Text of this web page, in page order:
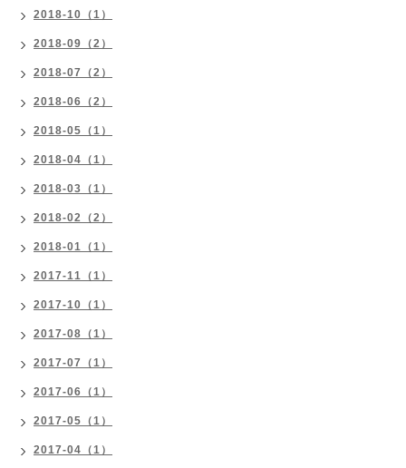
2018-10（1）
2018-09（2）
2018-07（2）
2018-06（2）
2018-05（1）
2018-04（1）
2018-03（1）
2018-02（2）
2018-01（1）
2017-11（1）
2017-10（1）
2017-08（1）
2017-07（1）
2017-06（1）
2017-05（1）
2017-04（1）